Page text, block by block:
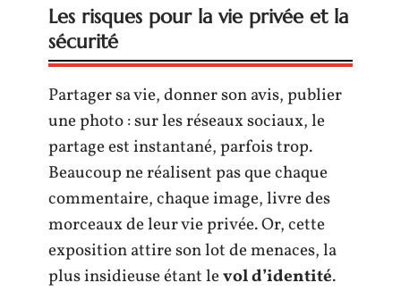
Les risques pour la vie privée et la
sécurité
Partager sa vie, donner son avis, publier
une photo : sur les réseaux sociaux, le
partage est instantané, parfois trop.
Beaucoup ne réalisent pas que chaque
commentaire, chaque image, livre des
morceaux de leur vie privée. Or, cette
exposition attire son lot de menaces, la
plus insidieuse étant levol d’identité.